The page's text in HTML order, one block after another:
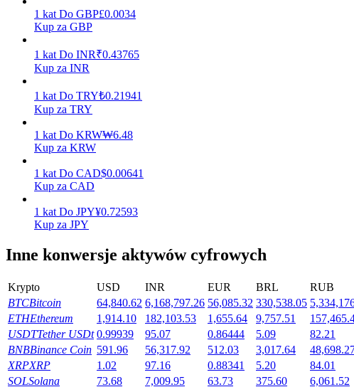
Zarabiać
Codziennie zdobywaj konkurencyjne nagrody
1 kat Do GBP£0.0034
Kup za GBP
1 kat Do INR₹0.43765
Kup za INR
1 kat Do TRY₺0.21941
Kup za TRY
1 kat Do KRW₩6.48
Kup za KRW
1 kat Do CAD$0.00641
Kup za CAD
1 kat Do JPY¥0.72593
Kup za JPY
Inne konwersje aktywów cyfrowych
Krypto USD INR EUR BRL RUB
BTCBitcoin 64,840.62 6,168,797.26 56,085.32 330,538.05
ETHEthereum 1,914.10 182,103.53 1,655.64 9,757.51
USDTTether USDt 0.99939 95.07 0.86444 5.09 82.21
BNBBinance Coin 591.96 56,317.92 512.03 3,017.64
XRPXRP 1.02 97.16 0.88341 5.20 84.01
SOLSolana 73.68 7,009.95 63.73 375.60 6,061.52